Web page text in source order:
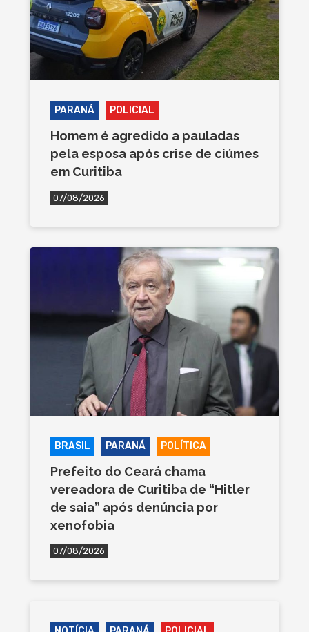
PARANÁ POLICIAL
Homem é agredido a pauladas
pela esposa após crise de ciúmes
em Curitiba
07/08/2026
BRASIL PARANÁ POLÍTICA
Prefeito do Ceará chama
vereadora de Curitiba de “Hitler
de saia” após denúncia por
xenofobia
07/08/2026